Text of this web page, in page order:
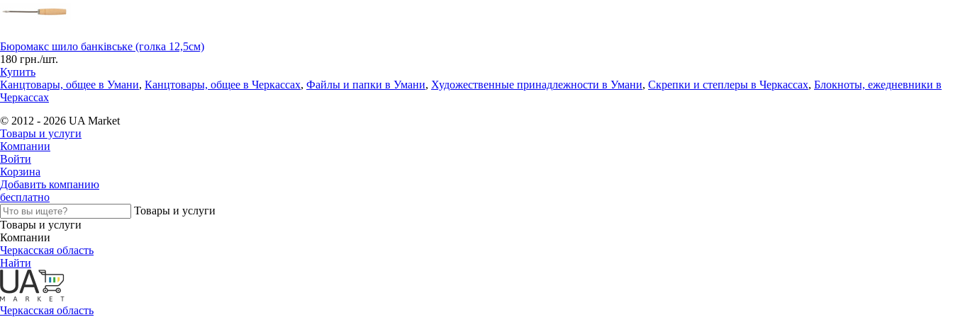
Бюромакс шило банківське (голка 12,5см)
180 грн./шт.
Купить
Канцтовары, общее в Умани, Канцтовары, общее в Черкассах, Файлы и папки в Умани, Художественные принадлежности в Умани, Скрепки и степлеры в Черкассах, Блокноты, ежедневники в
Черкассах
© 2012 - 2026 UA Market
Товары и услуги
Компании
Войти
Корзина
Добавить компанию
бесплатно
Товары и услуги
Товары и услуги
Компании
Черкасская область
Найти
Черкасская область